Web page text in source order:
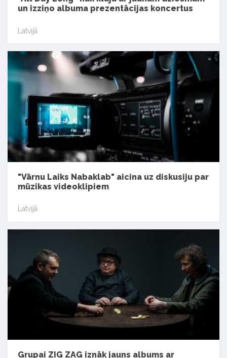
un izziņo albuma prezentācijas koncertus
Latvijā
"Vārnu Laiks Nabaklab" aicina uz diskusiju par
mūzikas videoklipiem
Latvijā
Grupai ZIG ZAG iznāk jauns albums ar